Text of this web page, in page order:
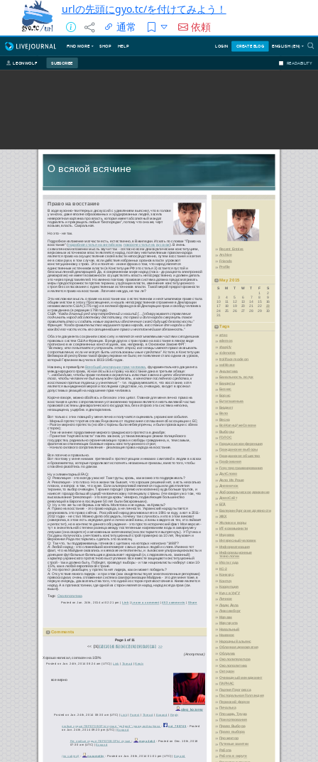
urlの先頭にgyo.tc/を付けてみよう！
通常
依頼